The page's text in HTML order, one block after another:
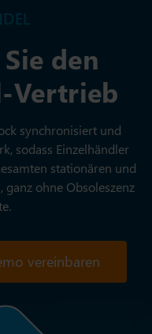
den
Vertrieb
synchronisiert und
sodass Einzelhändler
stationären und
ohne Obsoleszenz
vereinbaren